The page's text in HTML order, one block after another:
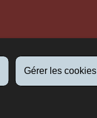
Gérer les cookies